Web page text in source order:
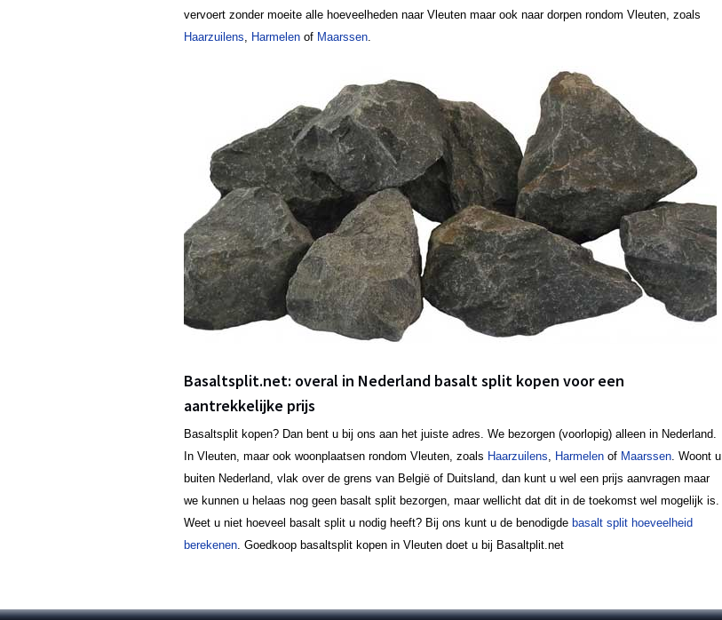
vervoert zonder moeite alle hoeveelheden naar Vleuten maar ook naar dorpen rondom Vleuten, zoals
Haarzuilens, Harmelen of Maarssen.
Basaltsplit.net: overal in Nederland basalt split kopen voor een
aantrekkelijke prijs
Basaltsplit kopen? Dan bent u bij ons aan het juiste adres. We bezorgen (voorlopig) alleen in Nederland.
In Vleuten, maar ook woonplaatsen rondom Vleuten, zoals Haarzuilens, Harmelen of Maarssen. Woont u
buiten Nederland, vlak over de grens van België of Duitsland, dan kunt u wel een prijs aanvragen maar
we kunnen u helaas nog geen basalt split bezorgen, maar wellicht dat dit in de toekomst wel mogelijk is.
Weet u niet hoeveel basalt split u nodig heeft? Bij ons kunt u de benodigde basalt split hoeveelheid
berekenen. Goedkoop basaltsplit kopen in Vleuten doet u bij Basaltplit.net